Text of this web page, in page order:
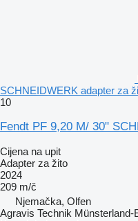
SCHNEIDWERK adapter za
10
Fendt PF 9,20 M/ 30"
Cijena na upit
Adapter za žito
2024
209 m/č
Njemačka, Olfen
Agravis Technik Münsterland-